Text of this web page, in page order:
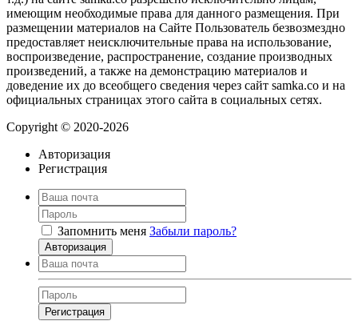
имеющим необходимые права для данного размещения. При
размещении материалов на Сайте Пользователь безвозмездно
предоставляет неисключительные права на использование,
воспроизведение, распространение, создание производных
произведений, а также на демонстрацию материалов и
доведение их до всеобщего сведения через сайт samka.co и на
официальных страницах этого сайта в социальных сетях.
Copyright © 2020-2026
Авторизация
Регистрация
Запомнить меня Забыли пароль?
Авторизация
Регистрация